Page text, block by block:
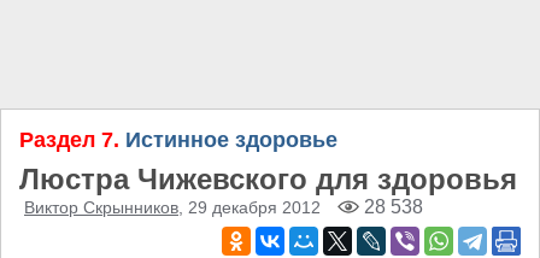
Раздел 7. Истинное здоровье
Люстра Чижевского для здоровья
Виктор Скрынников , 29 декабря 2012 28 538